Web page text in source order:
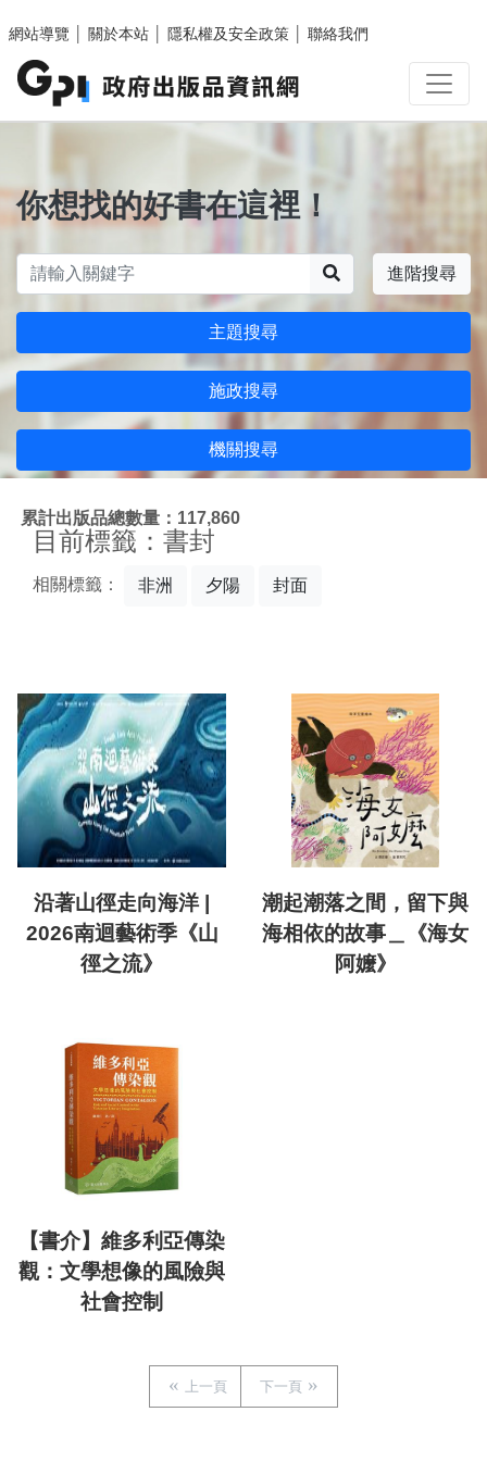
網站導覽
關於本站 隱私權及安全政策 聯絡我們
你想找的好書在這裡！
進階搜尋
主題搜尋
施政搜尋
機關搜尋
累計出版品總數量：117,860
目前標籤：書封
相關標籤： 非洲 夕陽 封面
沿著山徑走向海洋 |
2026南迴藝術季《山
徑之流》
潮起潮落之間，留下與
海相依的故事＿《海女
阿嬤》
【書介】維多利亞傳染
觀：文學想像的風險與
社會控制
上一頁 下一頁